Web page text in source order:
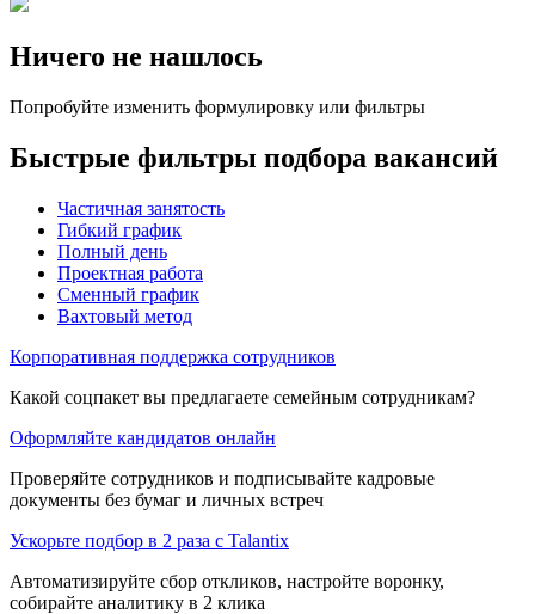
Ничего не нашлось
Попробуйте изменить формулировку или фильтры
Быстрые фильтры подбора вакансий
Частичная занятость
Гибкий график
Полный день
Проектная работа
Сменный график
Вахтовый метод
Корпоративная поддержка сотрудников
Какой соцпакет вы предлагаете семейным сотрудникам?
Оформляйте кандидатов онлайн
Проверяйте сотрудников и подписывайте кадровые
документы без бумаг и личных встреч
Ускорьте подбор в 2 раза с Talantix
Автоматизируйте сбор откликов, настройте воронку,
собирайте аналитику в 2 клика